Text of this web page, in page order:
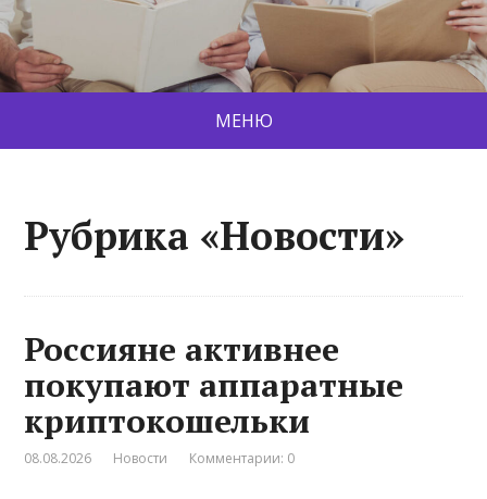
МЕНЮ
Рубрика «Новости»
Россияне активнее
покупают аппаратные
криптокошельки
08.08.2026 Новости Комментарии: 0